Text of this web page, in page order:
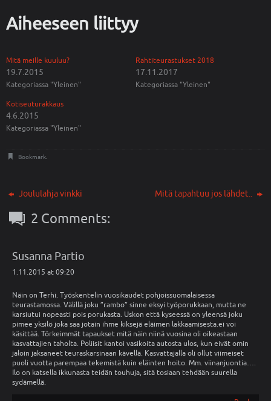
e
r
ä
(
A
v
a
t
u
u
u
e
s
k
n
)
o
o
s
A
v
u
u
u
i
u
n
a
Aiheeseen liittyy
Mitä meille kuuluu?
19.7.2015
Kategoriassa "Yleinen"
Rahtiteurastukset 2018
17.11.2017
Kategoriassa "Yleinen"
Kotiseuturakkaus
4.6.2015
Kategoriassa "Yleinen"
Bookmark.
Joululahja vinkki Mitä tapahtuu jos lähdet..
2 Comments:
Susanna Partio
1.11.2015 at 09:20
Näin on Terhi. Työskentelin vuosikaudet pohjoissuomalaisessa
teurastamossa. Välillä joku ”rambo” sinne eksyi työporukkaan, mutta ne
karsiutui nopeasti pois porukasta. Uskon että kyseessä on yleensä joku
pimee yksilö joka saa jotain ihme kiksejä eläimen lakkaamisesta.ei voi
käsittää. Törkeimmät tapaukset mitä näin niinä vuosina oli oikeastaan
kasvattajien taholta. Poliisit kantoi vasikoita autosta ulos, kun eivät omin
jaloin jaksaneet teuraskarsinaan kävellä. Kasvattajalla oli ollut viimeiset
puoli vuotta parempaa tekemistä kuin eläinten hoito. Mm. viinanjuontia….
Ilo on katsella ikkunasta teidän touhuja, sitä tosiaan tehdään suurella
sydämellä.